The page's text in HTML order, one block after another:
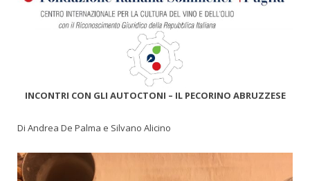
INCONTRI CON GLI AUTOCTONI – IL PECORINO ABRUZZESE
Di Andrea De Palma e Silvano Alicino